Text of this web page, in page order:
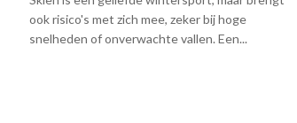
ook risico's met zich mee, zeker bij hoge
snelheden of onverwachte vallen. Een...